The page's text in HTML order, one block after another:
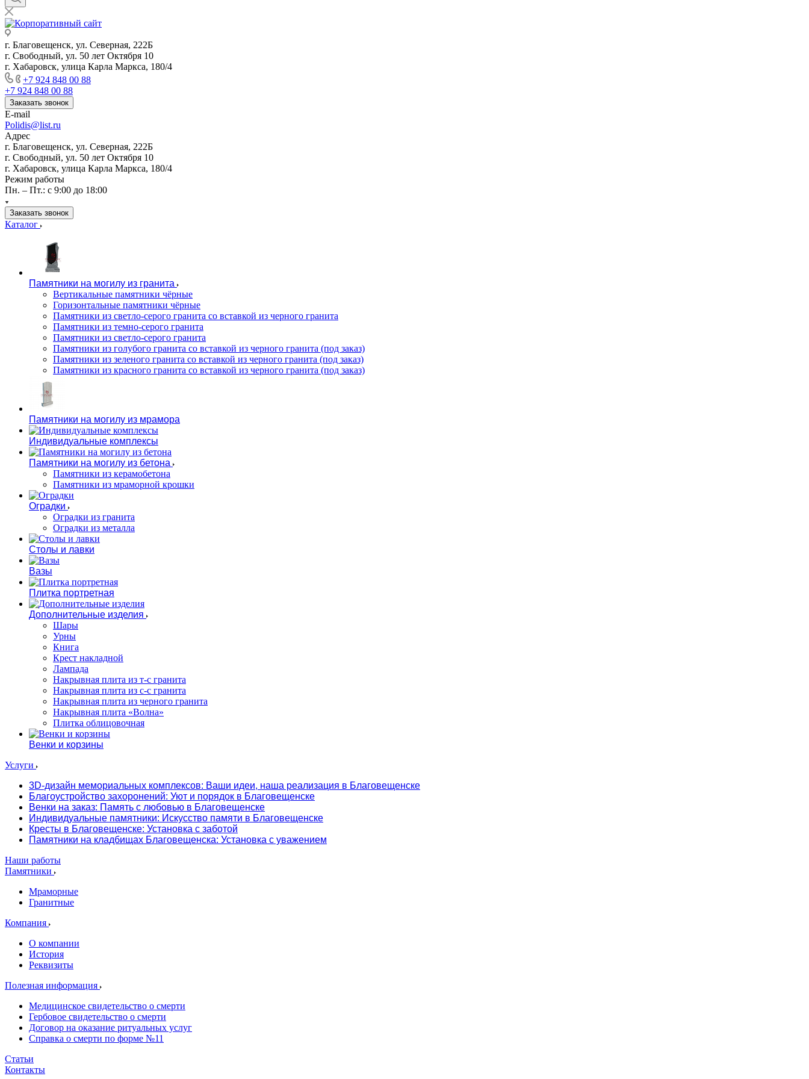
г. Благовещенск, ул. Северная, 222Б
г. Свободный, ул. 50 лет Октября 10
г. Хабаровск, улица Карла Маркса, 180/4
+7 924 848 00 88
+7 924 848 00 88
Заказать звонок
E-mail
Polidis@list.ru
Адрес
г. Благовещенск, ул. Северная, 222Б
г. Свободный, ул. 50 лет Октября 10
г. Хабаровск, улица Карла Маркса, 180/4
Режим работы
Пн. – Пт.: с 9:00 до 18:00
Заказать звонок
Каталог
Памятники на могилу из гранита
Вертикальные памятники чёрные
Горизонтальные памятники чёрные
Памятники из светло-серого гранита со вставкой из черного гранита
Памятники из темно-серого гранита
Памятники из светло-серого гранита
Памятники из голубого гранита со вставкой из черного гранита (под заказ)
Памятники из зеленого гранита со вставкой из черного гранита (под заказ)
Памятники из красного гранита со вставкой из черного гранита (под заказ)
Памятники на могилу из мрамора
Индивидуальные комплексы
Памятники на могилу из бетона
Памятники из керамобетона
Памятники из мраморной крошки
Оградки
Оградки из гранита
Оградки из металла
Столы и лавки
Вазы
Плитка портретная
Дополнительные изделия
Шары
Урны
Книга
Крест накладной
Лампада
Накрывная плита из т-с гранита
Накрывная плита из с-с гранита
Накрывная плита из черного гранита
Накрывная плита «Волна»
Плитка облицовочная
Венки и корзины
Услуги
3D-дизайн мемориальных комплексов: Ваши идеи, наша реализация в Благовещенске
Благоустройство захоронений: Уют и порядок в Благовещенске
Венки на заказ: Память с любовью в Благовещенске
Индивидуальные памятники: Искусство памяти в Благовещенске
Кресты в Благовещенске: Установка с заботой
Памятники на кладбищах Благовещенска: Установка с уважением
Наши работы
Памятники
Мраморные
Гранитные
Компания
О компании
История
Реквизиты
Полезная информация
Медицинское свидетельство о смерти
Гербовое свидетельство о смерти
Договор на оказание ритуальных услуг
Справка о смерти по форме №11
Статьи
Контакты